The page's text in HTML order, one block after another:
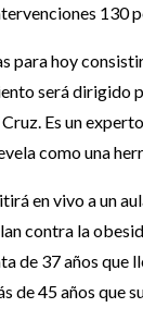
130
para hoy
será dirigido
Es un
como una
en vivo a un
contra la
de 37 años
de 45 años que